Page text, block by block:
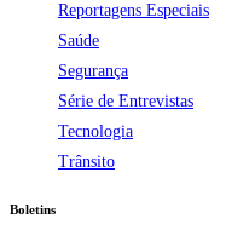
Reportagens Especiais
Saúde
Segurança
Série de Entrevistas
Tecnologia
Trânsito
Boletins